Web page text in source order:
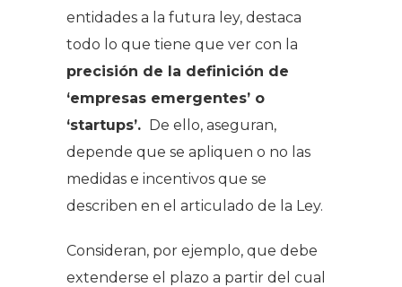
entidades a la futura ley, destaca
todo lo que tiene que ver con la
precisión de la definición de
‘empresas emergentes’ o
‘startups’. De ello, aseguran,
depende que se apliquen o no las
medidas e incentivos que se
describen en el articulado de la Ley.
Consideran, por ejemplo, que debe
extenderse el plazo a partir del cual